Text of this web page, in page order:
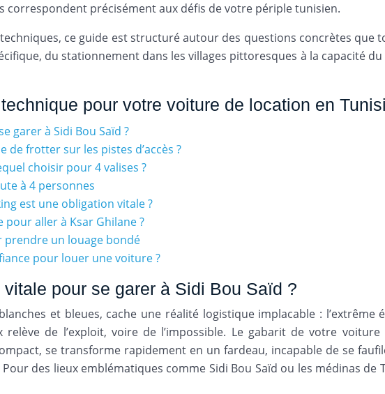
correspondent précisément aux défis de votre périple tunisien.
ce guide est structuré autour des questions concrètes que
du stationnement dans les villages pittoresques à la capacité
pour votre voiture de location en
garer à Sidi Bou Saïd ?
frotter sur les pistes d’accès ?
choisir pour 4 valises ?
à 4 personnes
est une obligation vitale ?
pour aller à Ksar Ghilane ?
prendre un louage bondé
pour louer une voiture ?
pour se garer à Sidi Bou Saïd ?
et bleues, cache une réalité logistique implacable :
de l’exploit, voire de l’impossible. Le gabarit de votre
se transforme rapidement en un fardeau, incapable de se
des lieux emblématiques comme Sidi Bou Saïd ou les médinas de